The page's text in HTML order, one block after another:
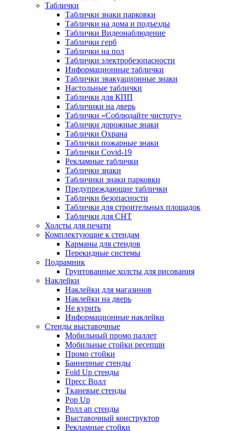
Таблички
Таблички знаки парковки
Таблички на дома и подъезды
Таблички Видеонаблюдение
Таблички герб
Таблички на пол
Таблички электробезопасности
Информационные таблички
Таблички эвакуационные знаки
Настольные таблички
Таблички для КПП
Табличики на дверь
Таблички «Соблюдайте чистоту»
Таблички дорожные знаки
Таблички Охрана
Таблички пожарные знаки
Таблички Covid-19
Рекламные таблички
Таблички знаки
Табличики знаки парковки
Предупреждающие таблички
Таблички безопасности
Таблички для строительных площадок
Таблички для СНТ
Холсты для печати
Комплектующие к стендам
Карманы для стендов
Перекидные системы
Подрамник
Грунтованные холсты для рисования
Наклейки
Наклейки для магазинов
Наклейки на дверь
Не курить
Информационные наклейки
Стенды выставочные
Мобильный промо паллет
Мобильные стойки ресепшн
Промо стойки
Баннерные стенды
Fold Up стенды
Пресс Волл
Тканевые стенды
Pop Up
Ролл ап стенды
Выставочный конструктор
Рекламные стойки